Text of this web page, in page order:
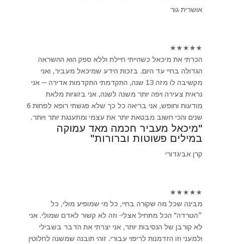
אושרית גור
★
★
★
★
★
הכרתי את מיכאל כשהייתי חיילת וללא ספק הוא ההשראה
הגדולה בחיי עד היום. בזכות הידע שמיכאל מעביר, ואני
מקשיבה לו מזה 13 שנה, התקדמתי התקדמות אדירה ─ אני
נראית צעירה ויפה יותר משנה לשנה, אני בזוגיות מלאת
מודעות וחופש, אני בריאה כל כך שלא פגשתי רופא לפחות 6
שנים והכי חשוב מבטאת יותר את עצמי ומתענגת יותר ויותר.
"מיכאל מעביר חכמה מאד עמוקה
במילים פשוטות וברורות"
קרן אביגדורי
★
★
★
★
★
מבינה שכל מה שקורה בחיי, כל מי שמופיע מולי, כל
״הטרדה" הכל מתחיל אצלי- וזה לא קשור לאדם שמולי. אני
לא קורבן של הנסיבות יותר, אני יצרתי את הדבר בשבילי
ולמעני וזו הזדמנות לריפוי עבורי. זוהי תובנה שמשנה לחלוטין